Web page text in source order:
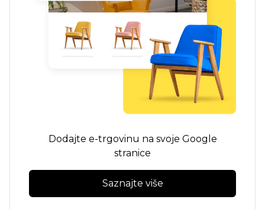
Dodajte e-trgovinu na svoje Google
stranice
Saznajte više